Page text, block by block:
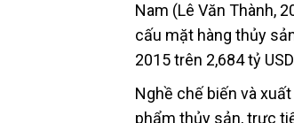
Nam (Lê Văn Thành,
cấu mặt hàng thủy
2015 trên 2,684 tỷ
Nghề chế biến và
phẩm thủy sản, trực